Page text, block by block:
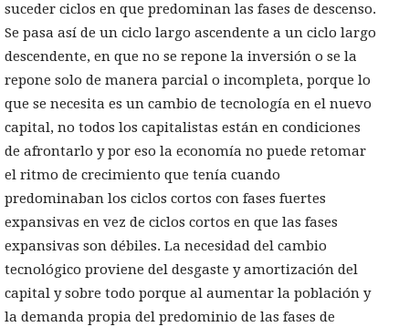
suceder ciclos en que predominan las fases de descenso.
Se pasa así de un ciclo largo ascendente a un ciclo largo
descendente, en que no se repone la inversión o se la
repone solo de manera parcial o incompleta, porque lo
que se necesita es un cambio de tecnología en el nuevo
capital, no todos los capitalistas están en condiciones
de afrontarlo y por eso la economía no puede retomar
el ritmo de crecimiento que tenía cuando
predominaban los ciclos cortos con fases fuertes
expansivas en vez de ciclos cortos en que las fases
expansivas son débiles. La necesidad del cambio
tecnológico proviene del desgaste y amortización del
capital y sobre todo porque al aumentar la población y
la demanda propia del predominio de las fases de